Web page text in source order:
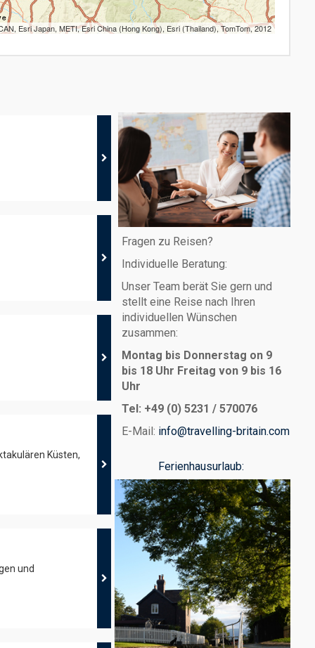
Esri Japan, METI, Esri China (Hong Kong), Esri (Thailand), TomTom, 2012
Küsten,
und
Fragen zu Reisen?
Individuelle Beratung:
Unser Team berät Sie gern und
stellt eine Reise nach Ihren
individuellen Wünschen
zusammen:
Montag bis Donnerstag on 9
bis 18 Uhr Freitag von 9 bis 16
Uhr
Tel: +49 (0) 5231 / 570076
E-Mail: info@travelling-britain.com
Ferienhausurlaub: